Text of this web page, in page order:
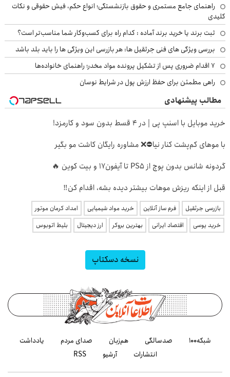
راهنمای جامع مستمری و حقوق بازنشستگی؛ انواع حکم، فیش حقوقی و نکات
کلیدی
ثبت برند یا خرید برند آماده : کدام راه برای کسب‌وکار شما مناسب‌تر است؟
بررسی ویژگی های فنی جرثقیل ها: هر بازرسی این ویژگی ها را باید بلد باشد
۷ اقدام ضروری پس از تشکیل پرونده مواد مخدر؛ راهنمای خانواده‌ها
راهی مطمئن برای حفظ ارزش پول در شرایط نوسان
مطالب پیشنهادی
خرید موبایل با اسنپ پی | در ۴ قسط بدون سود و کارمزد!
با موهای کم‌پشت کنار نیا⛔️❌ مشاوره رایگان کاشت مو بگیر
گردونه شانس بدون پوچ از PS5 تا آیفون17 و بیت کوین 🔥
قبل از اینکه ریزش موهات بیشتر دیده بشه، اقدام کن‼️
بازرسی جرثقیل فرم ساز آنلاین خرید مواد شیمیایی
امداد کرمان موتور
خرید یوسی
اقتصاد ایرانی بهترین بروکر ارز دیجیتال بلیط اتوبوس
نسخه دسکتاپ
شبکه۱۰۰ صدسالگی هم‌زبان صدای مردم
یادداشت
انتشارات
آرشیو RSS